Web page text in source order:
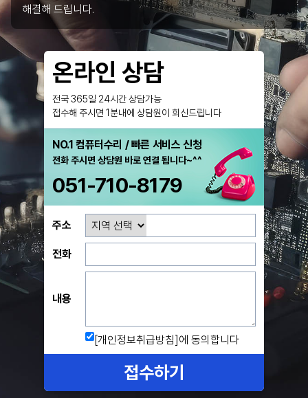
해결해 드립니다.
온라인 상담
전국 365일 24시간 상담가능
접수해 주시면 1분내에 상담원이 회신드립니다
NO.1 컴퓨터수리 / 빠른 서비스 신청
전화 주시면 상담원 바로 연결 됩니다~^^
051-710-8179
주소
전화
내용
[개인정보취급방침] 에 동의합니다
접수하기